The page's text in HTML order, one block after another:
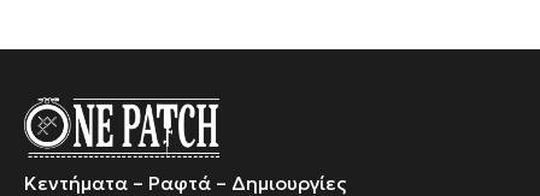
Κεντήματα – Ραφτά – Δημιουργίες